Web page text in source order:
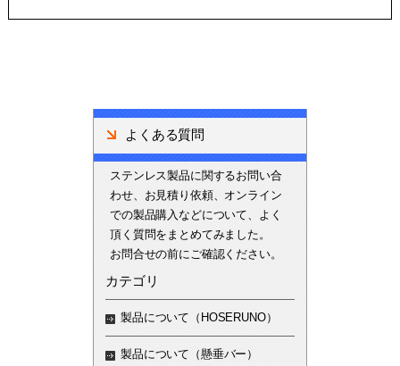
よくある質問
ステンレス製品に関するお問い合
わせ、お見積り依頼、オンライン
での製品購入などについて、よく
頂く質問をまとめてみました。
お問合せの前にご確認ください。
カテゴリ
製品について（HOSERUNO）
製品について（懸垂バー）